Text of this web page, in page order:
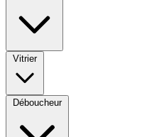
Vitrier
Déboucheur